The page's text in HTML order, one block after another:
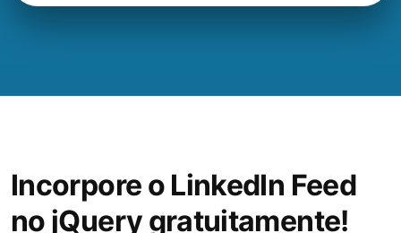
Incorpore o LinkedIn Feed
no jQuery gratuitamente!